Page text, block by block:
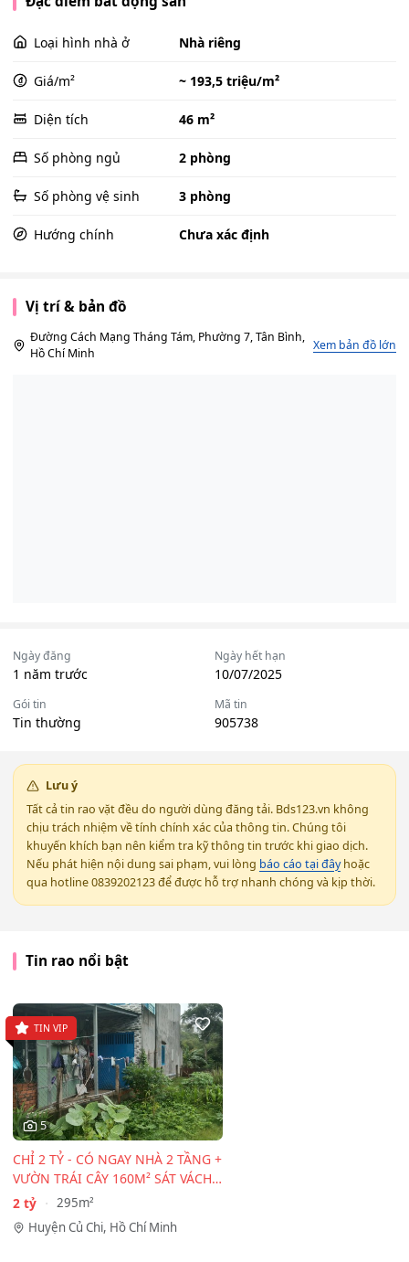
Loại hình nhà ở Nhà riêng
Giá/m² ~ 193,5 triệu/m²
Diện tích 46 m²
Số phòng ngủ 2 phòng
Số phòng vệ sinh 3 phòng
Hướng chính Chưa xác định
Vị trí & bản đồ
Đường Cách Mạng Tháng Tám, Phường 7, Tân Bình,
Hồ Chí Minh
Xem bản đồ lớn
Ngày đăng
1 năm trước
Ngày hết hạn
10/07/2025
Gói tin
Tin thường
Mã tin
905738
Lưu ý
Tất cả tin rao vặt đều do người dùng đăng tải. Bds123.vn không
chịu trách nhiệm về tính chính xác của thông tin. Chúng tôi
khuyến khích bạn nên kiểm tra kỹ thông tin trước khi giao dịch.
Nếu phát hiện nội dung sai phạm, vui lòng báo cáo tại đâyhoặc
qua hotline 0839202123 để được hỗ trợ nhanh chóng và kịp thời.
Tin rao nổi bật
5
TIN VIP
CHỈ 2 TỶ - CÓ NGAY NHÀ 2 TẦNG +
VƯỜN TRÁI CÂY 160M² SÁT VÁCH
TP.HCM!
2 tỷ
295m²
Huyện Củ Chi, Hồ Chí Minh